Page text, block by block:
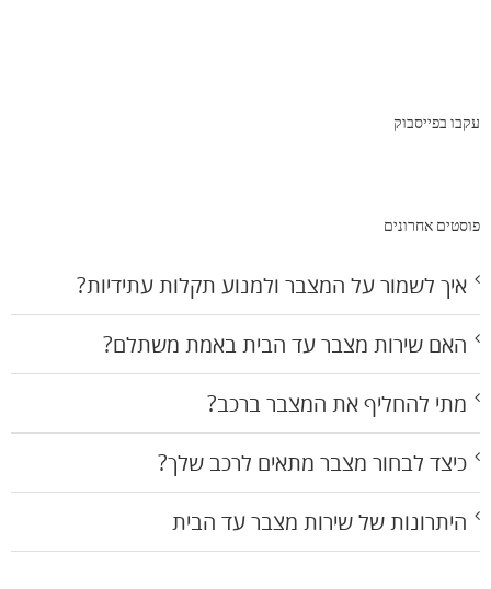
עקבו בפייסבוק
פוסטים אחרונים
איך לשמור על המצבר ולמנוע תקלות עתידיות?
האם שירות מצבר עד הבית באמת משתלם?
מתי להחליף את המצבר ברכב?
כיצד לבחור מצבר מתאים לרכב שלך?
היתרונות של שירות מצבר עד הבית